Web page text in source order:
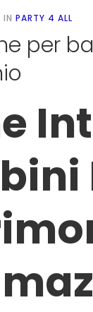
IN PARTY 4 ALL
per